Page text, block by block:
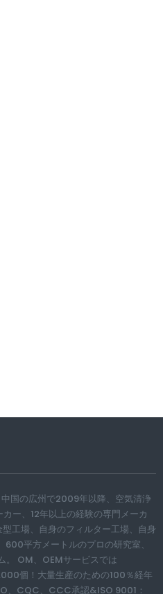
の広州で2009年以降、空気清浄
ー、12年以上の経験の専門メーカ
工場、自身のフィルター工場、自身
平方メートルのプロの研究室、
。 OM、OEMサービスでは
個！大量生産のための100％経年
、CQC、CCC承認&ISO 9001：